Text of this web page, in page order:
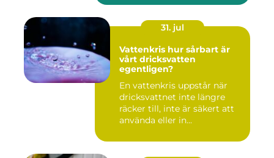
31. jul
Vattenkris hur sårbart är
vårt dricksvatten
egentligen?
En vattenkris uppstår när
dricksvattnet inte längre
räcker till, inte är säkert att
använda eller in...